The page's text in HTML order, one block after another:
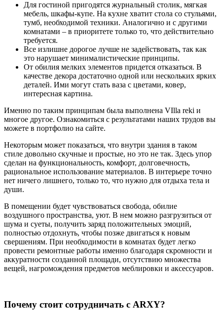
Для гостиной пригодятся журнальный столик, мягкая
мебель, шкафы-купе. На кухне хватит стола со стульями,
тумб, необходимой техники. Аналогично и с другими
комнатами – в приоритете только то, что действительно
требуется.
Все излишне дорогое лучше не задействовать, так как
это нарушает минималистические принципы.
От обилия мелких элементов придется отказаться. В
качестве декора достаточно одной или нескольких ярких
деталей. Ими могут стать ваза с цветами, ковер,
интересная картина.
Именно по таким принципам была выполнена VIlla reki и
многое другое. Ознакомиться с результатами наших трудов вы
можете в портфолио на сайте.
Некоторым может показаться, что внутри здания в таком
стиле довольно скучные и простые, но это не так. Здесь упор
сделан на функциональность, комфорт, долговечность,
рациональное использование материалов. В интерьере точно
нет ничего лишнего, только то, что нужно для отдыха тела и
души.
В помещении будет чувствоваться свобода, обилие
воздушного пространства, уют. В нем можно разгрузиться от
шума и суеты, получить заряд положительных эмоций,
полностью отдохнуть, чтобы позже двигаться к новым
свершениям. При необходимости в комнатах будет легко
провести ремонтные работы именно благодаря скромности и
аккуратности созданной площади, отсутствию множества
вещей, нагромождения предметов меблировки и аксессуаров.
Почему стоит сотрудничать с ARXY?